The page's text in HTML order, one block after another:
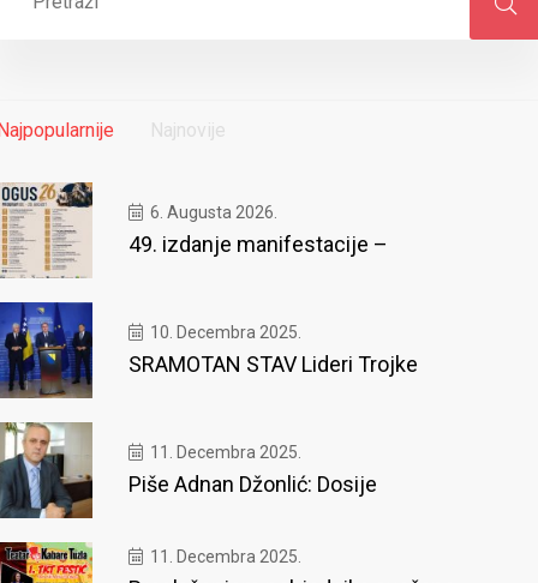
Najnovije
6. Augusta 2026.
49. izdanje manifestacije –
10. Decembra 2025.
SRAMOTAN STAV Lideri Trojke
11. Decembra 2025.
Piše Adnan Džonlić: Dosije
11. Decembra 2025.